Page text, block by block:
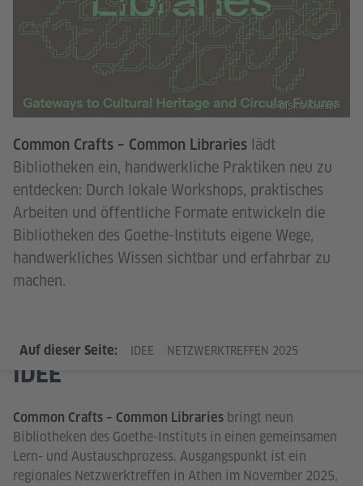
© DISKO Kolektiv
Common Crafts – Common Libraries lädt
Bibliotheken ein, handwerkliche Praktiken neu zu
entdecken: Durch lokale Workshops, praktisches
Arbeiten und öffentliche Formate entwickeln die
Bibliotheken des Goethe-Instituts eigene Wege,
handwerkliches Wissen sichtbar und erfahrbar zu
machen.
Auf dieser Seite: IDEE NETZWERKTREFFEN 2025
IDEE
Common Crafts – Common Libraries bringt neun
Bibliotheken des Goethe-Instituts in einen gemeinsamen
Lern- und Austauschprozess. Ausgangspunkt ist ein
regionales Netzwerktreffen in Athen im November 2025,